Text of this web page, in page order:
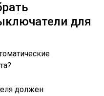
для
должен